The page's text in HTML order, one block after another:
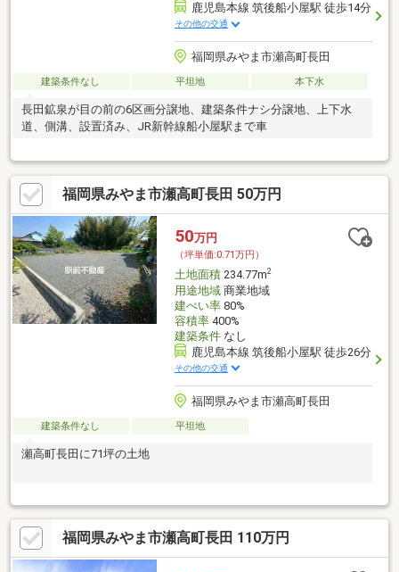
鹿児島本線 筑後船小屋駅 徒歩14分
その他の交通
福岡県みやま市瀬高町長田
建築条件なし 平坦地 本下水
長田鉱泉が目の前の6区画分譲地、建築条件ナシ分譲地、上下水
道、側溝、設置済み、JR新幹線船小屋駅まで車
福岡県みやま市瀬高町長田 50万円
50万円
（坪単価:0.71万円）
土地面積234.77m2
用途地域商業地域
建ぺい率80%
容積率400%
建築条件なし
鹿児島本線 筑後船小屋駅 徒歩26分
その他の交通
福岡県みやま市瀬高町長田
建築条件なし 平坦地
瀬高町長田に71坪の土地
福岡県みやま市瀬高町長田 110万円